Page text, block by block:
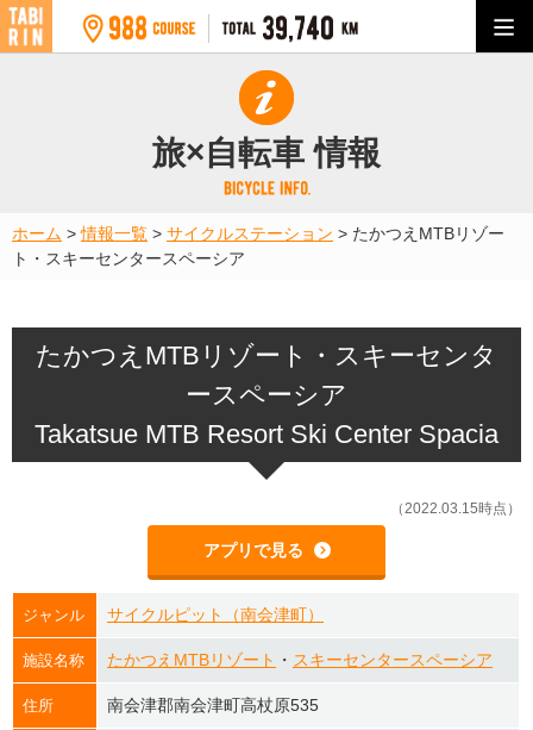
旅×自転車 情報
ホーム >情報一覧 > サイクルステーション > たかつえMTBリゾー
ト・スキーセンタースペーシア
たかつえMTBリゾート・スキーセンタ
ースペーシア
Takatsue MTB Resort Ski Center Spacia
（2022.03.15時点）
アプリで見る
ジャンル サイクルピット（南会津町）
施設名称 たかつえMTBリゾート ・ スキーセンタースペーシア
住所 南会津郡南会津町高杖原535